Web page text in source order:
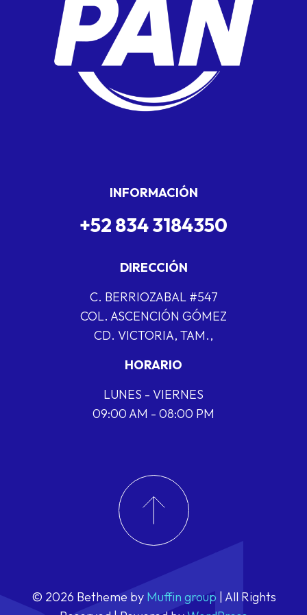
INFORMACIÓN
+52 834 3184350
DIRECCIÓN
C. BERRIOZABAL #547
COL. ASCENCIÓN GÓMEZ
CD. VICTORIA, TAM.,
HORARIO
LUNES - VIERNES
09:00 AM - 08:00 PM
© 2026 Betheme by Muffin group | All Rights